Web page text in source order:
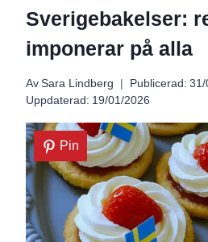
Sverigebakelser:
imponerar på alla
Av Sara Lindberg Publicerad: 31/
Uppdaterad: 19/01/2026
Pin